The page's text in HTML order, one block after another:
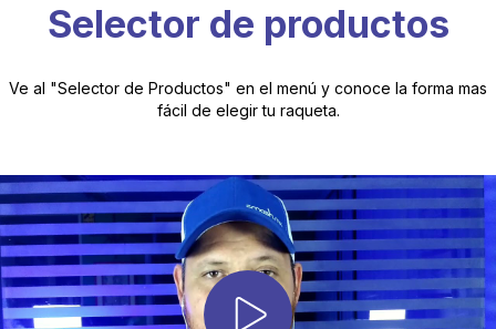
Selector de productos
Ve al "Selector de Productos" en el menú y conoce la forma mas
fácil de elegir tu raqueta.